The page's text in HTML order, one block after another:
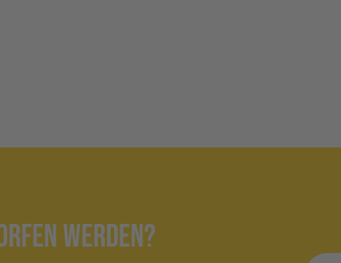
werden?